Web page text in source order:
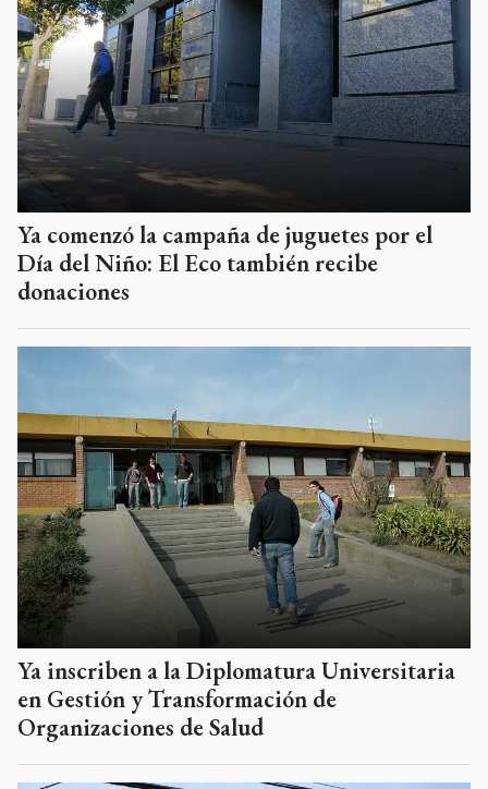
Ya comenzó la campaña de juguetes por el
Día del Niño: El Eco también recibe
donaciones
Ya inscriben a la Diplomatura Universitaria
en Gestión y Transformación de
Organizaciones de Salud